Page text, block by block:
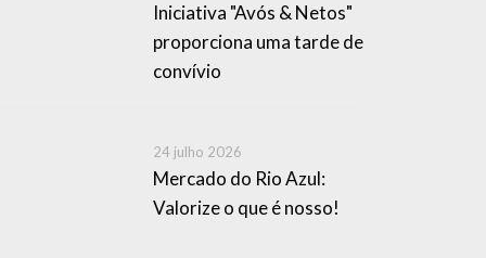
Iniciativa "Avós & Netos"
proporciona uma tarde de
convívio
24 julho 2026
Mercado do Rio Azul:
Valorize o que é nosso!